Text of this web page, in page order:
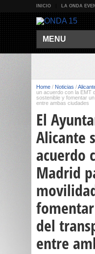
INICIO LA ONDA
MENU
Home / Noticias /
un acuerdo con la EMT
sostenible y fomentar
entre ambas ciudades
El
Alicante
acuerdo
Madrid
del
entre